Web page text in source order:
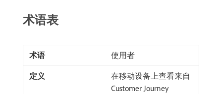
术语表
使用者
在移动设备上查看来自
Customer Journey